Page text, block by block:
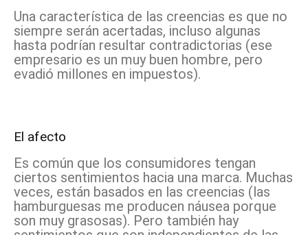
Una característica de las creencias es que no
siempre serán acertadas, incluso algunas
hasta podrían resultar contradictorias (ese
empresario es un muy buen hombre, pero
evadió millones en impuestos).
El afecto
Es común que los consumidores tengan
ciertos sentimientos hacia una marca. Muchas
veces, están basados en las creencias (las
hamburguesas me producen náusea porque
son muy grasosas). Pero también hay